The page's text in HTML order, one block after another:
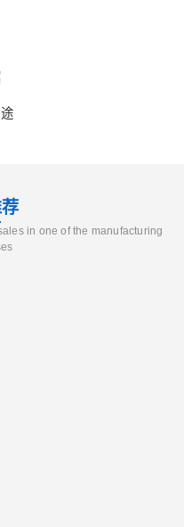
in one of the manufacturing